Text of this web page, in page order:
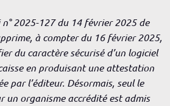
n° 2025-127 du 14 février 2025 de
à compter du 16 février 2025,
du caractère sécurisé d’un logiciel
en produisant une attestation
par l’éditeur. Désormais, seul le
un organisme accrédité est admis